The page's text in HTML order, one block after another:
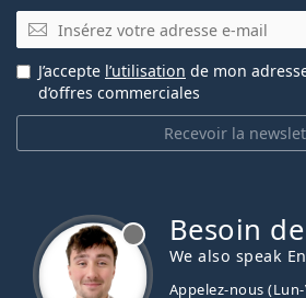
E-mail
Recevoir la
J’accepte l’utilisation de mon
d’offres commerciales
Besoin
We also speak
Appelez-nous